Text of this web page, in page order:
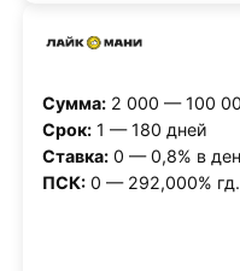
Сумма:2 000 — 100
Срок:1 — 180 дней
Ставка:0 — 0,8% в
ПСК:0 — 292,000% гд.